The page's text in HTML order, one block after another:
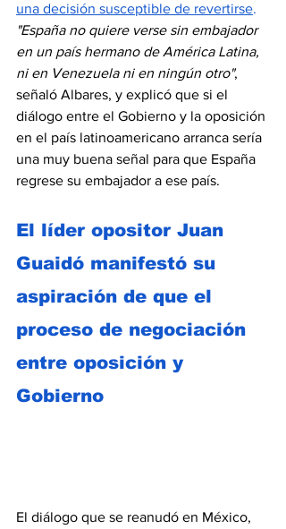
una decisión susceptible de revertirse.
"España no quiere verse sin embajador
en un país hermano de América Latina,
ni en Venezuela ni en ningún otro",
señaló Albares, y explicó que si el
diálogo entre el Gobierno y la oposición
en el país latinoamericano arranca sería
una muy buena señal para que España
regrese su embajador a ese país.
El líder opositor Juan
Guaidó manifestó su
aspiración de que el
proceso de negociación
entre oposición y
Gobierno
El diálogo que se reanudó en México,